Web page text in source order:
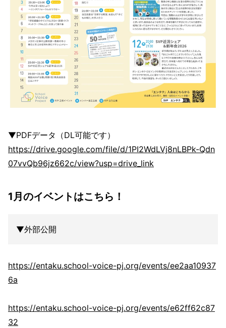
▼PDFデータ（DL可能です）
https://drive.google.com/file/d/1PI2WdLVj8nLBPk-Qdn
07vvQb96jz662c/view?usp=drive_link
1月のイベントはこちら！
▼外部公開
https://entaku.school-voice-pj.org/events/ee2aa10937
6a
https://entaku.school-voice-pj.org/events/e62ff62c87
32